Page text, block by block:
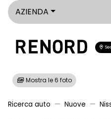
AZIENDA
Mostra le 6 foto
Ricerca auto Nuove